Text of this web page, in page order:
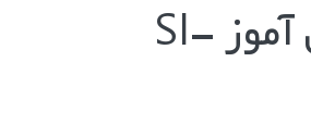
برچسب اسم دانش آموز SI-